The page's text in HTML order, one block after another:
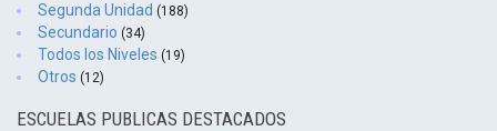
Segunda Unidad (188)
Secundario (34)
Todos los Niveles (19)
Otros (12)
ESCUELAS PUBLICAS DESTACADOS